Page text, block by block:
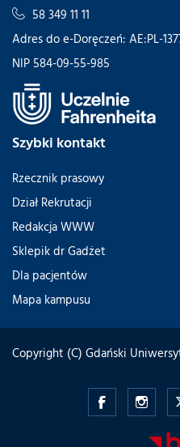
58 349 11 11
Adres do e-Doręczeń: AE:PL-
NIP 584-09-55-985
Szybki kontakt
Rzecznik prasowy
Dział Rekrutacji
Redakcja WWW
Sklepik dr Gadżet
Dla pacjentów
Mapa kampusu
Copyright (C) Gdański
Gdański
Uniwersytet